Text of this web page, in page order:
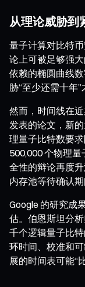
从理论威胁到
量子计算对比特
论上可被足够强
依赖的椭圆曲线
胁“至少还需十年”
然而，时间线在
发表的论文，新
理量子比特数要
500,000 个物理
全性的辩论再度
内存池等待确认期
Google 的研究成
估。伯恩斯坦分
千个逻辑量子比
环时间、校准和
展的时间表可能“